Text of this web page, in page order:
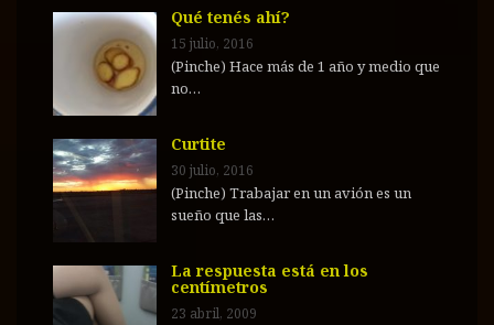
Qué tenés ahí?
15 julio, 2016
(Pinche) Hace más de 1 año y medio que
no…
Curtite
30 julio, 2016
(Pinche) Trabajar en un avión es un
sueño que las…
La respuesta está en los
centímetros
23 abril, 2009